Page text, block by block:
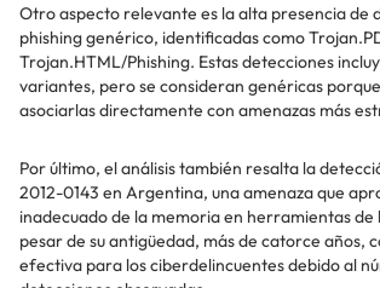
Otro aspecto relevante es la alta presencia de
phishing genérico, identificadas como
Trojan.HTML/Phishing. Estas detecciones
variantes, pero se consideran genéricas
asociarlas directamente con amenazas más
Por último, el análisis también resalta la
2012-0143 en Argentina, una amenaza que
inadecuado de la memoria en herramientas de
pesar de su antigüedad, más de catorce años,
efectiva para los ciberdelincuentes debido al